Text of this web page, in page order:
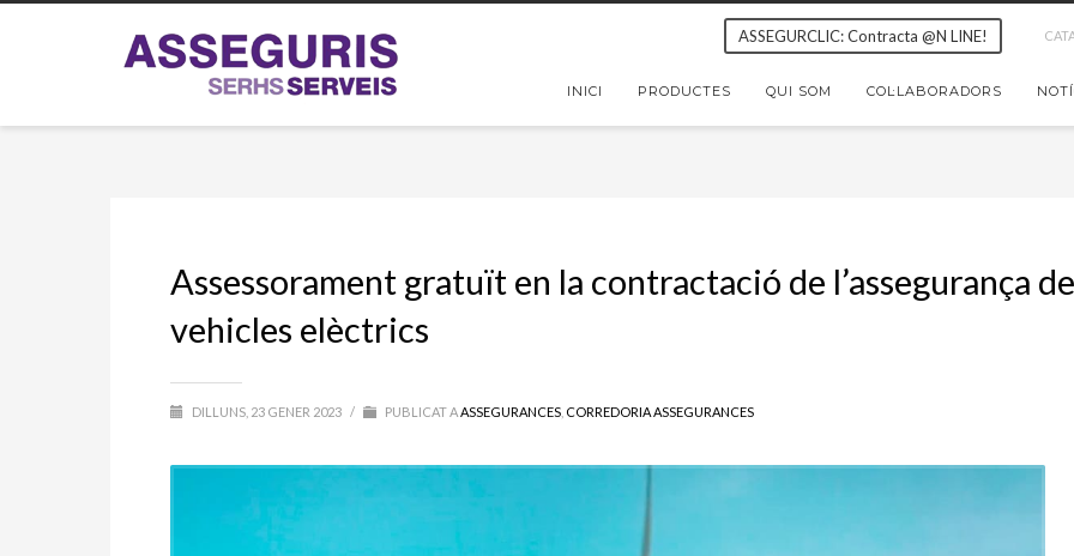
ASSEGURCLIC: Contracta @N LINE!
INICI PRODUCTES QUI SOM COL·LABORADORS
Assessorament gratuït en la contractació de l’assegurança de
vehicles elèctrics
DILLUNS, 23 GENER 2023 / PUBLICAT AASSEGURANCES CORREDORIA ASSEGURANCES